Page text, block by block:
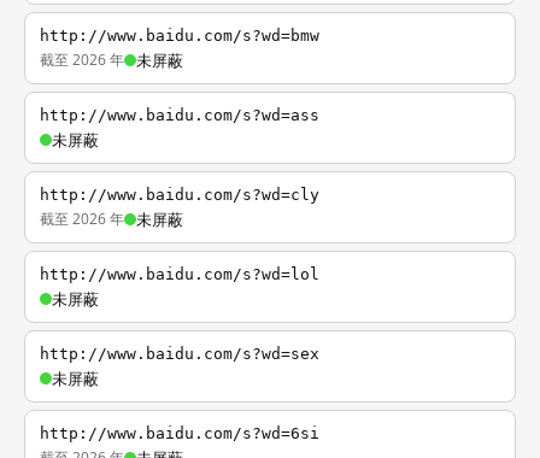
http://www.baidu.com/s?wd=bmw
截至 2026 年 未屏蔽
http://www.baidu.com/s?wd=ass
未屏蔽
http://www.baidu.com/s?wd=cly
截至 2026 年 未屏蔽
http://www.baidu.com/s?wd=lol
未屏蔽
http://www.baidu.com/s?wd=sex
未屏蔽
http://www.baidu.com/s?wd=6si